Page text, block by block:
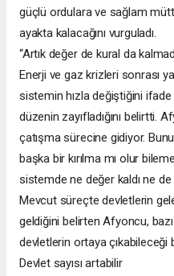
güçlü ordulara ve sağlam
ayakta kalacağını vurguladı.
“Artık değer de kural da
Enerji ve gaz krizleri sonrası
sistemin hızla değiştiğini
düzenin zayıfladığını belirtti.
çatışma sürecine gidiyor.
başka bir kırılma mı olur
sistemde ne değer kaldı ne de
Mevcut süreçte devletlerin
geldiğini belirten Afyoncu,
devletlerin ortaya
Devlet sayısı artabilir